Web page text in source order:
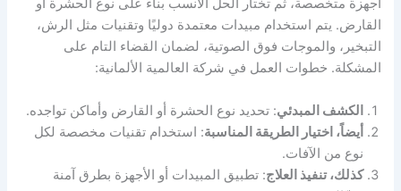
أجهزة متخصصة، ثم تختار الحل الأنسب بناءً على نوع الحشرة أو
القارض. يتم استخدام مبيدات معتمدة دوليًا وتقنيات مثل الرش،
التبخير، والموجات فوق الصوتية، لضمان القضاء التام على
المشكلة. خطوات العمل في شركة العالمية الألمانية:
الكشف المبدئي: تحديد نوع الحشرة أو القارض وأماكن تواجده.
أيضاً، اختيار الطريقة المناسبة: استخدام تقنيات مخصصة لكل
نوع من الآفات.
كذلك، تنفيذ العلاج: تطبيق المبيدات أو الأجهزة بطرق آمنة